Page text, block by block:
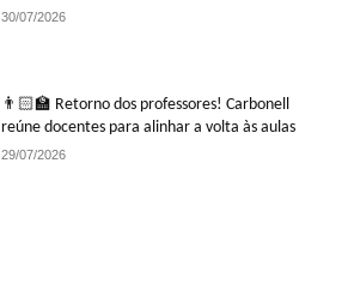
30/07/2026
👨🏻‍🏫 Retorno dos professores! Carbonell
reúne docentes para alinhar a volta às aulas
29/07/2026